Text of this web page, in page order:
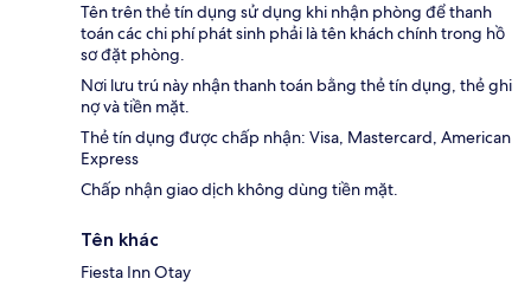
Tên trên thẻ tín dụng sử dụng khi nhận phòng để thanh
toán các chi phí phát sinh phải là tên khách chính trong hồ
sơ đặt phòng.
Nơi lưu trú này nhận thanh toán bằng thẻ tín dụng, thẻ ghi
nợ và tiền mặt.
Thẻ tín dụng được chấp nhận: Visa, Mastercard, American
Express
Chấp nhận giao dịch không dùng tiền mặt.
Tên khác
Fiesta Inn Otay